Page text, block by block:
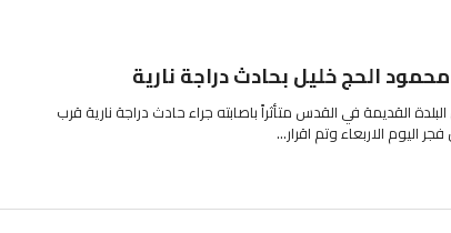
الحج خليل بحادث دراجة نارية
القديمة في القدس متأثراً باصابته جراء حادث دراجة نارية قرب
اليوم الاربعاء وتم اقرار...